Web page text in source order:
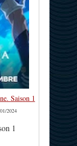
Saison 1
2024
1